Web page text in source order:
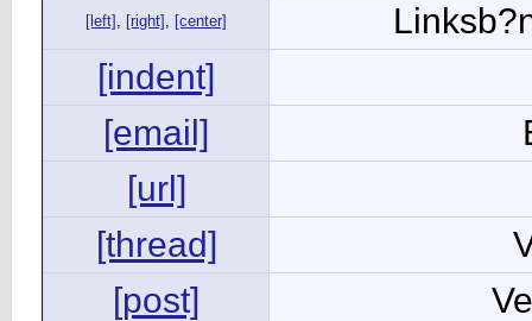
[left] , [right] , [center]
[indent]
[email]
[url]
[thread]
[post]